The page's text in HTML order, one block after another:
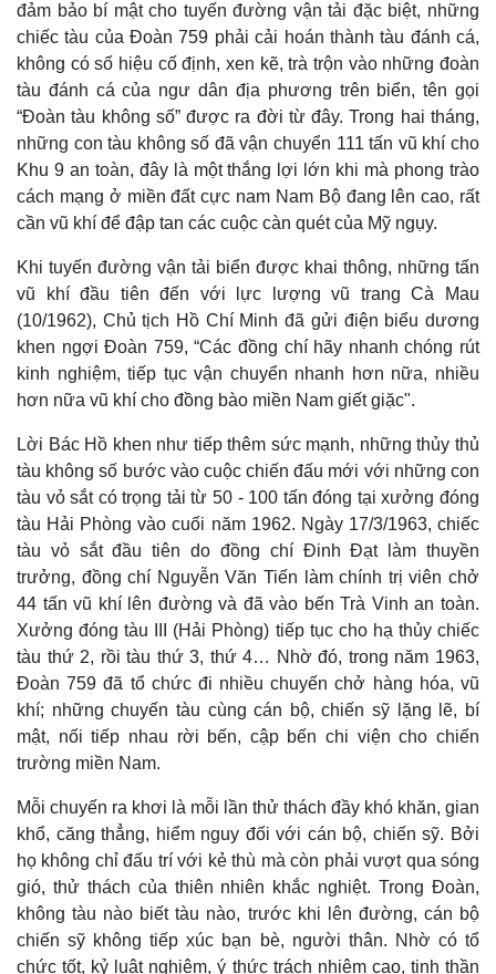
Bất động sản
Khởi nghiệp
Thị trường
Giá vàng
Tiêu dùng
Tỷ giá
Chứng khoán
Giá cà phê
đảm bảo bí mật cho tuyến đường vận tải đặc biệt, những
chiếc tàu của Đoàn 759 phải cải hoán thành tàu đánh cá,
không có số hiệu cố định, xen kẽ, trà trộn vào những đoàn
tàu đánh cá của ngư dân địa phương trên biển, tên gọi
“Đoàn tàu không số” được ra đời từ đây. Trong hai tháng,
những con tàu không số đã vận chuyển 111 tấn vũ khí cho
Khu 9 an toàn, đây là một thắng lợi lớn khi mà phong trào
cách mạng ở miền đất cực nam Nam Bộ đang lên cao, rất
cần vũ khí để đập tan các cuộc càn quét của Mỹ ngụy.
Khi tuyến đường vận tải biển được khai thông, những tấn
vũ khí đầu tiên đến với lực lượng vũ trang Cà Mau
(10/1962), Chủ tịch Hồ Chí Minh đã gửi điện biểu dương
khen ngợi Đoàn 759, “Các đồng chí hãy nhanh chóng rút
kinh nghiệm, tiếp tục vận chuyển nhanh hơn nữa, nhiều
hơn nữa vũ khí cho đồng bào miền Nam giết giặc".
Lời Bác Hồ khen như tiếp thêm sức mạnh, những thủy thủ
tàu không số bước vào cuộc chiến đấu mới với những con
tàu vỏ sắt có trọng tải từ 50 - 100 tấn đóng tại xưởng đóng
tàu Hải Phòng vào cuối năm 1962. Ngày 17/3/1963, chiếc
tàu vỏ sắt đầu tiên do đồng chí Đinh Đạt làm thuyền
trưởng, đồng chí Nguyễn Văn Tiến làm chính trị viên chở
44 tấn vũ khí lên đường và đã vào bến Trà Vinh an toàn.
Xưởng đóng tàu III (Hải Phòng) tiếp tục cho hạ thủy chiếc
tàu thứ 2, rồi tàu thứ 3, thứ 4… Nhờ đó, trong năm 1963,
Đoàn 759 đã tổ chức đi nhiều chuyến chở hàng hóa, vũ
khí; những chuyến tàu cùng cán bộ, chiến sỹ lặng lẽ, bí
mật, nối tiếp nhau rời bến, cập bến chi viện cho chiến
trường miền Nam.
Mỗi chuyến ra khơi là mỗi lần thử thách đầy khó khăn, gian
khổ, căng thẳng, hiểm nguy đối với cán bộ, chiến sỹ. Bởi
họ không chỉ đấu trí với kẻ thù mà còn phải vượt qua sóng
gió, thử thách của thiên nhiên khắc nghiệt. Trong Đoàn,
không tàu nào biết tàu nào, trước khi lên đường, cán bộ
chiến sỹ không tiếp xúc bạn bè, người thân. Nhờ có tổ
chức tốt, kỷ luật nghiêm, ý thức trách nhiệm cao, tinh thần